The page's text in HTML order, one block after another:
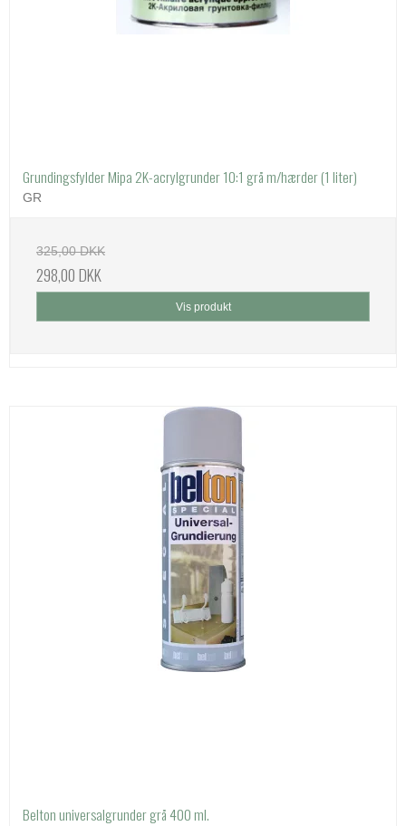
Grundingsfylder Mipa 2K-acrylgrunder 10:1 grå m/hærder (1 liter)
GR
325,00 DKK
298,00 DKK
Vis produkt
Belton universalgrunder grå 400 ml.